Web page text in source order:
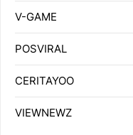
V-GAME
POSVIRAL
CERITAYOO
VIEWNEWZ